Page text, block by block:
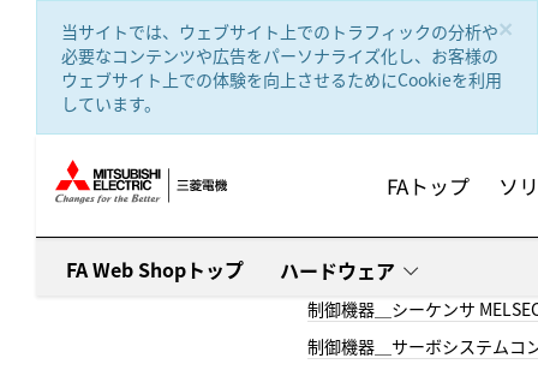
×
当サイトでは、ウェブサイト上でのトラフィックの分析や
必要なコンテンツや広告をパーソナライズ化し、お客様の
ウェブサイト上での体験を向上させるためにCookieを利用
しています。
FAトップ ソ
FA Web Shopトップ ハードウェア
制御機器＿シーケンサ
制御機器＿サーボシステムコ